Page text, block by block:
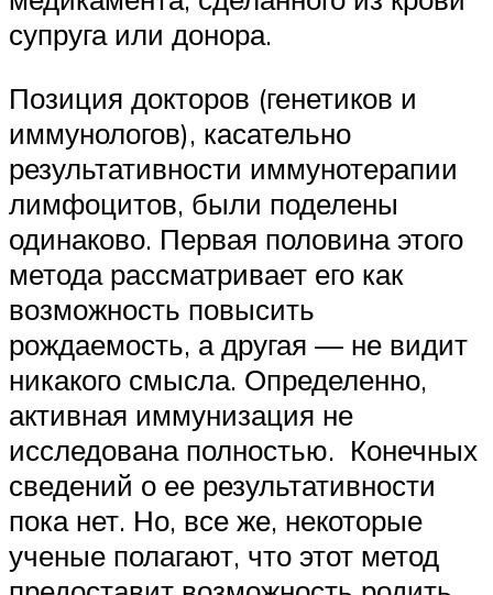
супруга или донора.
Позиция докторов (генетиков и
иммунологов), касательно
результативности иммунотерапии
лимфоцитов, были поделены
одинаково. Первая половина этого
метода рассматривает его как
возможность повысить
рождаемость, а другая — не видит
никакого смысла. Определенно,
активная иммунизация не
исследована полностью. Конечных
сведений о ее результативности
пока нет. Но, все же, некоторые
ученые полагают, что этот метод